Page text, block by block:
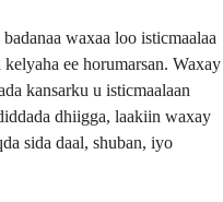
waxaa loo isticmaalaa
ee horumarsan. Waxay
kansarku u isticmaalaan
dhiigga, laakiin waxay
sida daal, shuban, iyo